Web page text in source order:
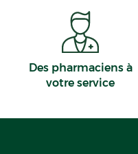
Des pharmaciens à
votre service